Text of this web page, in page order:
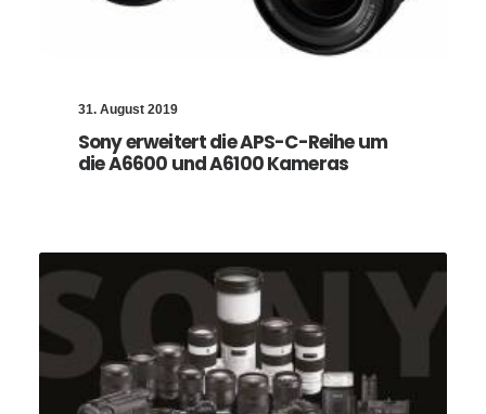
31. August 2019
Sony erweitert die APS-C-Reihe um
die A6600 und A6100 Kameras